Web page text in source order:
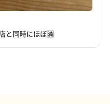
と同時にほぼ🈵